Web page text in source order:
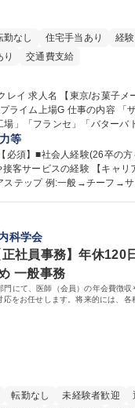
勤なし 住宅手当あり
経
り 交通費支給
の事務担当】事
容 「ザ・メープルマニア」
場」「フランセ」「バターバ
ブランドを多数展開する当社
たします。 【具体的な業務内容】 ■店
力業務 ■受電対応(社内/社外
告 ■提携企業への書類送付
等
必須】■社会人経験(26卒の
験 【キャリアステップ】 (1)セー
ステップ 例:一般→チーフ→
身のキャリアと向き合って
学院 大学 高専 短大
資格：
科学会
社員事務】年休120
一般事務
門にて、医師（会員）の年会費徴
をお任せします。将来的には、各
ただきます。
転勤なし 未経験者歓迎